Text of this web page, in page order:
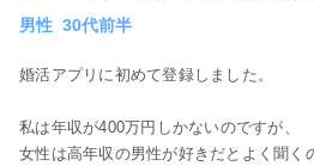
男性 30代前半
婚活アプリに初めて登録しました。
私は年収が400万円しかないのですが、
女性は高年収の男性が好きだとよく聞く